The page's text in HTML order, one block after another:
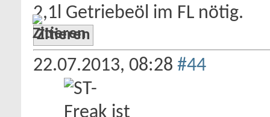
2,1l Getriebeöl im FL nötig.
Zitieren
22.07.2013, 08:28 #44